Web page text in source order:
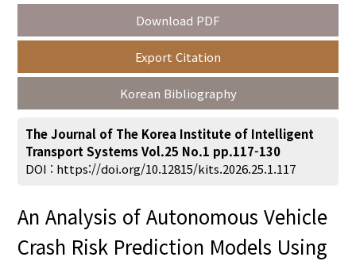
Year(s) :
to
Adode Reader(link)
Download PDF
Export Citation
Korean Bibliography
The Journal of The Korea Institute of Intelligent
Transport Systems Vol.25 No.1 pp.117-130
DOI : https://doi.org/10.12815/kits.2026.25.1.117
An Analysis of Autonomous Vehicle
Crash Risk Prediction Models Using